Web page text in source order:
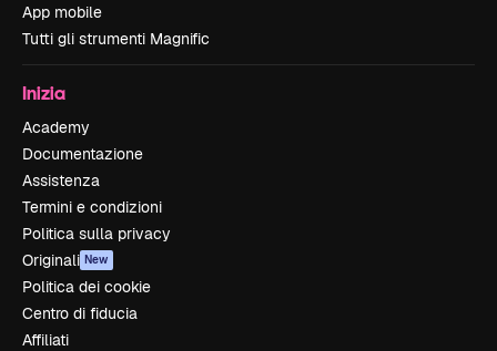
App mobile
Tutti gli strumenti Magnific
Inizia
Academy
Documentazione
Assistenza
Termini e condizioni
Politica sulla privacy
Originali New
Politica dei cookie
Centro di fiducia
Affiliati